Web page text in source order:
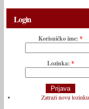
Login
Korisničko ime: *
Lozinka: *
Zatraži novu lozinku